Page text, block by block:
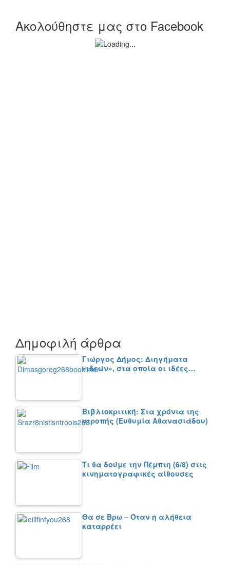
Ακολούθηστε μας στο Facebook
Δημοφιλή άρθρα
Γιώργος Δήμος: Διηγήματα
«ιδεών», στα οποία οι ιδέες…
Βιβλιοκριτική: Στα χρόνια της
ντροπής (Ευθυμία Αθανασιάδου)
Τι θα δούμε την Πέμπτη (6/8) στις
κινηματογραφικές αίθουσες
Θα σε Βρω – Όταν η αλήθεια
καταρρέει